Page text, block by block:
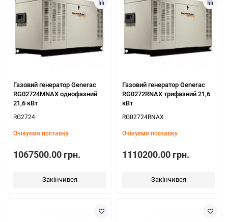
Газовий генератор Generac
RG02724MNAX однофазний
21,6 кВт
RG2724
Очікуємо поставку
1067500.00 грн.
Закінчився
Газовий генератор Generac
RG0272RNAX трифазний 21,6
кВт
RG02724RNAX
Очікуємо поставку
1110200.00 грн.
Закінчився